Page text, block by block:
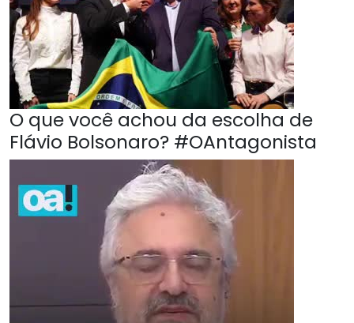
O que você achou da escolha de
Flávio Bolsonaro? #OAntagonista